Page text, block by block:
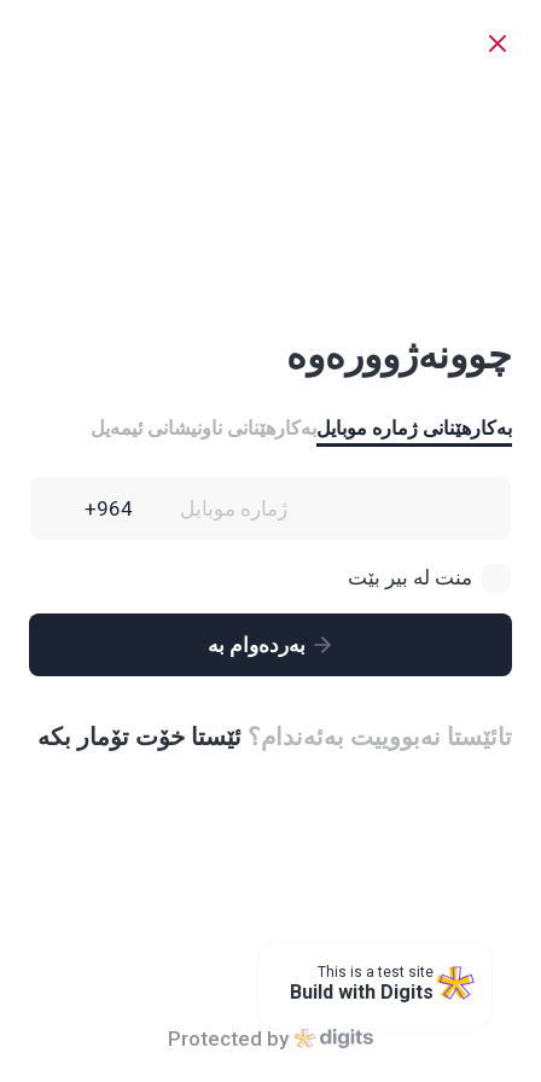
چوونەژوورەوە
بەکارهێنانی ژمارە موبایلبەکارهێنانی ناونیشانی ئیمەیل
منت لە بیر بێت
بەردەوام بە
تائێستا نەبووییت بەئەندام؟ ئێستا خۆت تۆمار بکە
This is a test site
Build with Digits
Protected by